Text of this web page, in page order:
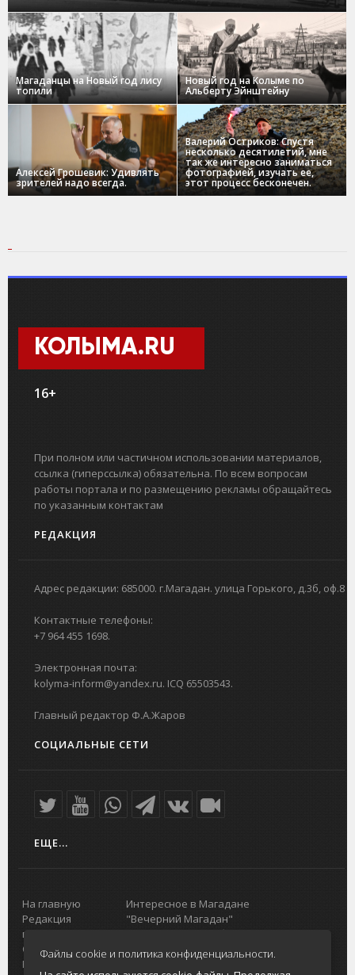
Магаданцы на Новый год лису
топили
Новый год на Колыме по
Альберту Эйнштейну
Алексей Грошевик: Удивлять
зрителей надо всегда.
Валерий Остриков: Спустя
несколько десятилетий, мне
так же интересно заниматься
фотографией, изучать ее,
этот процесс бесконечен.
КОЛЫМА.RU
16+
При полном или частичном использовании материалов,
ссылка (гиперссылка) обязательна. По всем вопросам
работы портала и по размещению рекламы обращайтесь
по указанным контактам
РЕДАКЦИЯ
Адрес редакции: 685000. г.Магадан. улица Горького, д.3б, оф.8
Контактные телефоны:
+7 964 455 1698.
Электронная почта:
kolyma-inform@yandex.ru. ICQ 65503543.
Главный редактор Ф.А.Жаров
СОЦИАЛЬНЫЕ СЕТИ
ЕЩЕ...
На главную
Редакция
портала
О проекте
Реклама на
Интересное в Магадане
"Вечерний Магадан"
Реклама
Главный туристический портал
Файлы cookie и политика конфиденциальности.